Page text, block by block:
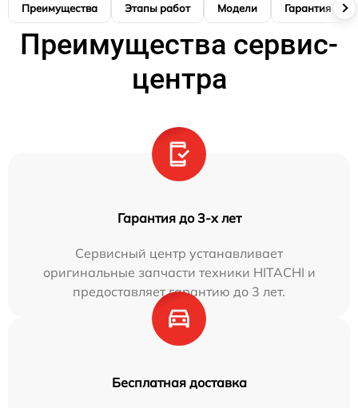
Преимущества Этапы работ Модели Гарантия
Преимущества сервис-
центра
Гарантия до 3-х лет
Сервисный центр устанавливает
оригинальные запчасти техники HITACHI и
предоставляет гарантию до 3 лет.
Бесплатная доставка